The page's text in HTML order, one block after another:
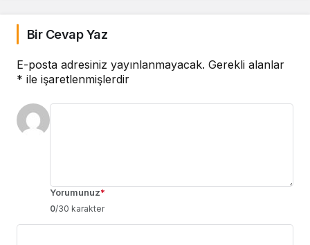
Bir Cevap Yaz
E-posta adresiniz yayınlanmayacak. Gerekli alanlar
* ile işaretlenmişlerdir
Yorumunuz*
0/30 karakter